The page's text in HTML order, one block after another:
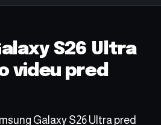
S26 Ultra
videu pred
Galaxy S26 Ultra pred